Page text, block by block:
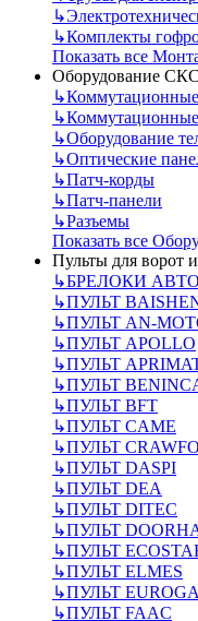
↳
↳Комплекты
Показать все
Оборудование СКС
↳
↳Коммутационные
↳Оборудование
↳Оптические
↳Патч-корды
↳Патч-панели
↳Разъемы
Показать все
Пульты для ворот
↳БРЕЛОКИ
↳ПУЛЬТ
↳ПУЛЬТ AN-
↳ПУЛЬТ APOLLO
↳ПУЛЬТ
↳ПУЛЬТ
↳ПУЛЬТ BFT
↳ПУЛЬТ CAME
↳ПУЛЬТ
↳ПУЛЬТ DASPI
↳ПУЛЬТ DEA
↳ПУЛЬТ DITEC
↳ПУЛЬТ
↳ПУЛЬТ
↳ПУЛЬТ ELMES
↳ПУЛЬТ
↳ПУЛЬТ FAAC